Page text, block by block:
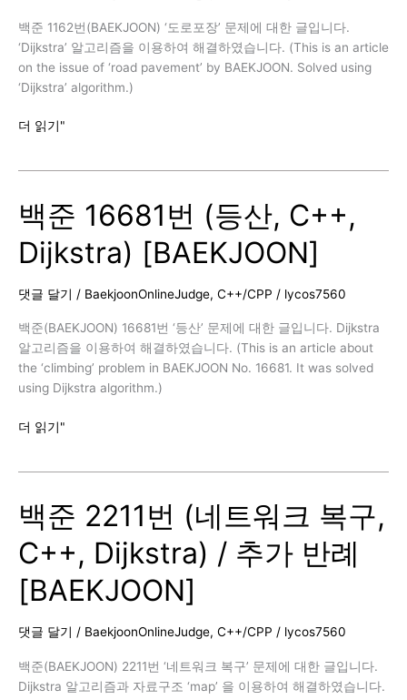
백준 1162번(BAEKJOON) ‘도로포장’ 문제에 대한 글입니다.
‘Dijkstra’ 알고리즘을 이용하여 해결하였습니다. (This is an article
on the issue of ‘road pavement’ by BAEKJOON. Solved using
‘Dijkstra’ algorithm.)
백
(도
로
포
장,
Dijkstra)
/
추
가
반
[BAEKJOON]
더 읽기"
백준 16681번 (등산, C++,
Dijkstra) [BAEKJOON]
댓글 달기 / BaekjoonOnlineJudge, C++/CPP / lycos7560
백준(BAEKJOON) 16681번 ‘등산’ 문제에 대한 글입니다. Dijkstra
알고리즘을 이용하여 해결하였습니다. (This is an article about
the ‘climbing’ problem in BAEKJOON No. 16681. It was solved
using Dijkstra algorithm.)
백
(등
산,
C++,
Dijkstra)
[BAEKJOON]
더 읽기"
백준 2211번 (네트워크 복구,
C++, Dijkstra) / 추가 반례
[BAEKJOON]
댓글 달기 / BaekjoonOnlineJudge, C++/CPP / lycos7560
백준(BAEKJOON) 2211번 ‘네트워크 복구’ 문제에 대한 글입니다.
Dijkstra 알고리즘과 자료구조 ‘map’ 을 이용하여 해결하였습니다.